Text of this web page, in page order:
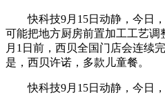
快科技9月15日动静，今日，
可能把地方厨房前置加工工艺调
月1日前，西贝全国门店会连续
是，西贝许诺，多款儿童餐。
快科技9月15日动静，今日，